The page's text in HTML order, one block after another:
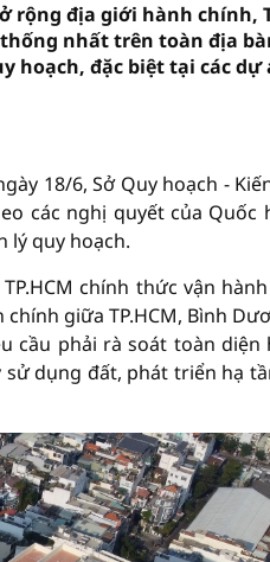
địa giới hành chính,
nhất trên toàn địa
hoạch, đặc biệt tại các dự
18/6, Sở Quy hoạch -
các nghị quyết của Quốc
lý quy hoạch.
chính thức vận
giữa TP.HCM, Bình
cầu phải rà soát toàn diện
dụng đất, phát triển hạ